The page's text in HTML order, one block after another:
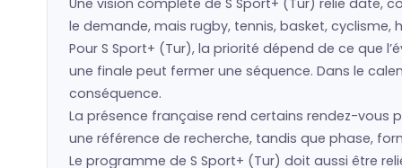
Une vision complète de S Sport+ (Tur) relie date,
le demande, mais rugby, tennis, basket,
Pour S Sport+ (Tur), la priorité dépend de ce que
une finale peut fermer une séquence. Dans le
conséquence.
La présence française rend certains rendez-vous
une référence de recherche, tandis que phase,
Le programme de S Sport+ (Tur) doit aussi être